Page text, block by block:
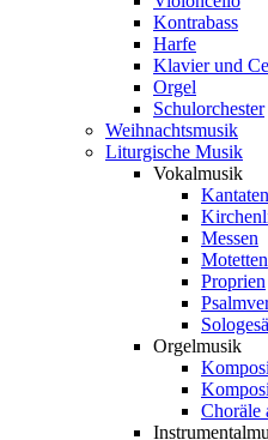
Kontrabass
Harfe
Klavier und
Orgel
Schulorchester
Weihnachtsmusik
Liturgische Musik
Vokalmusik
Kantaten
Messen
Motetten
Proprien
Orgelmusik
Choräle